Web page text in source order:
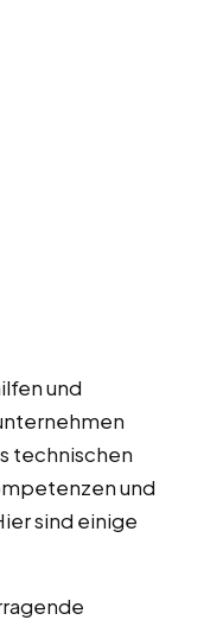
und
technischen
und
sind einige